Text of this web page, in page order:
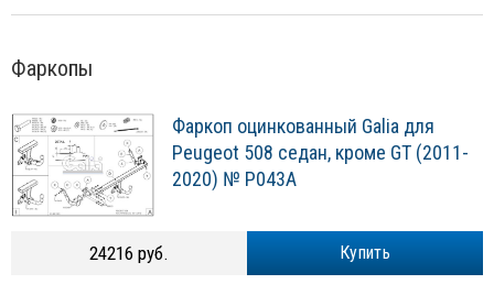
Фаркопы
Фаркоп оцинкованный Galia для
Peugeot 508 седан, кроме GT (2011-
2020) № P043A
Купить
24216 руб.